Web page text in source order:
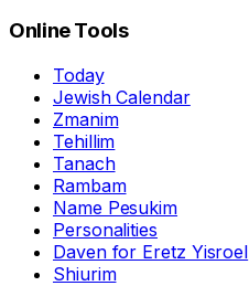
Online Tools
Today
Jewish Calendar
Zmanim
Tehillim
Tanach
Rambam
Name Pesukim
Personalities
Daven for Eretz Yisroel
Shiurim